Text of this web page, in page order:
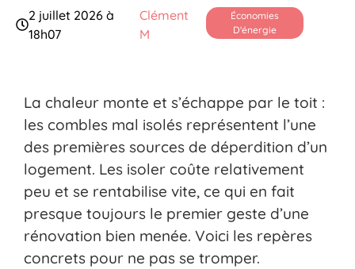
2 juillet 2026 à
18h07
Clément
M
Économies
D'énergie
La chaleur monte et s’échappe par le toit :
les combles mal isolés représentent l’une
des premières sources de déperdition d’un
logement. Les isoler coûte relativement
peu et se rentabilise vite, ce qui en fait
presque toujours le premier geste d’une
rénovation bien menée. Voici les repères
concrets pour ne pas se tromper.